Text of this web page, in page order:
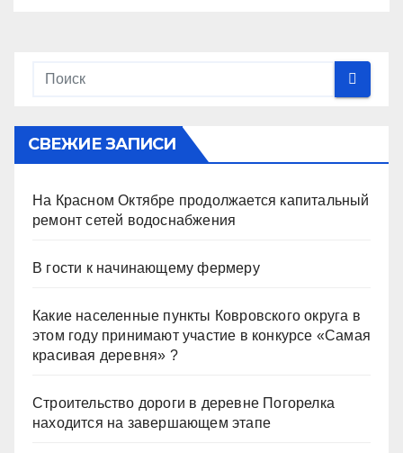
СВЕЖИЕ ЗАПИСИ
На Красном Октябре продолжается капитальный
ремонт сетей водоснабжения
В гости к начинающему фермеру
Какие населенные пункты Ковровского округа в
этом году принимают участие в конкурсе «Самая
красивая деревня» ?
Строительство дороги в деревне Погорелка
находится на завершающем этапе